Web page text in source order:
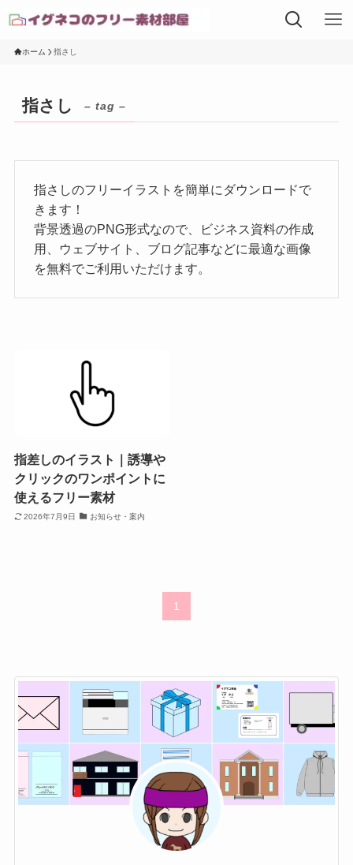
ホーム 指さし
指さし – tag –
指さしのフリーイラストを簡単にダウンロードで
きます！
背景透過のPNG形式なので、ビジネス資料の作成
用、ウェブサイト、ブログ記事などに最適な画像
を無料でご利用いただけます。
指差しのイラスト｜誘導や
クリックのワンポイントに
使えるフリー素材
2026年7月9日 お知らせ・案内
1